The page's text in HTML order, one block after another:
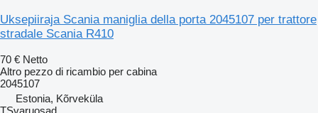
Uksepiiraja Scania maniglia della porta 2045107 per trattore
stradale Scania R410
70 € Netto
Altro pezzo di ricambio per cabina
2045107
Estonia, Kõrveküla
TSvaruosad